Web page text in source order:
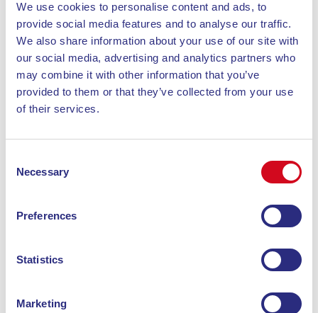
We use cookies to personalise content and ads, to
provide social media features and to analyse our traffic.
We also share information about your use of our site with
our social media, advertising and analytics partners who
may combine it with other information that you’ve
provided to them or that they’ve collected from your use
of their services.
Selection
Necessary
Preferences
Statistics
Marketing
Marcianaist eine Erfahrung voller Geschichte,
Kunst und Spiritualität
. Das Heiligtum liegt
malerisch am Fuße des Monte Giove und zeichnet
sich durch seine Architektur aus dem 12.
Jahrhundert aus, die durch spätere Eingriffe an
ästhetischem und historischem Wert gewonnen hat.
Das ursprüngliche Gebäude im
romanischen Stil
wurde im 17. Jahrhundert unter der
zeigt sich unter anderem durch das Adelswappen
Glockenturm. Die Fassade ist in zwei schlichte
Ebenen unterteilt, mit Lisenen, die sich auch im
Jahrhundert hinzugefügten Glockenturm enden.